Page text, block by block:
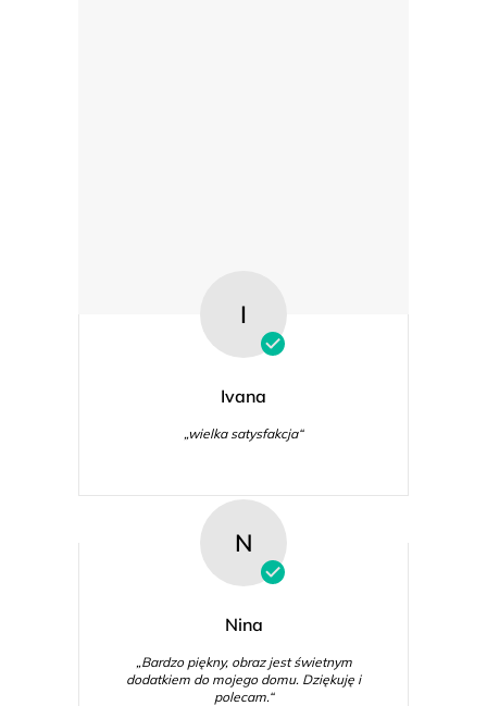
I
Ivana
„wielka satysfakcja“
N
Nina
„Bardzo piękny, obraz jest świetnym
dodatkiem do mojego domu. Dziękuję i
polecam.“